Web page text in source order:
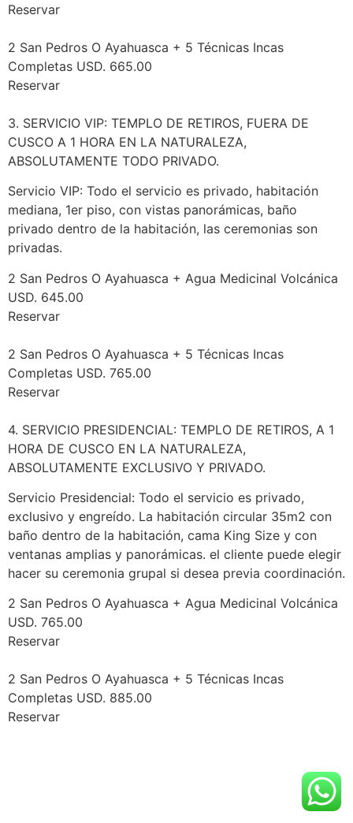
Reservar
2 San Pedros O Ayahuasca + 5 Técnicas Incas
Completas USD. 665.00
Reservar
3. SERVICIO VIP: TEMPLO DE RETIROS, FUERA DE
CUSCO A 1 HORA EN LA NATURALEZA,
ABSOLUTAMENTE TODO PRIVADO.
Servicio VIP: Todo el servicio es privado, habitación
mediana, 1er piso, con vistas panorámicas, baño
privado dentro de la habitación, las ceremonias son
privadas.
2 San Pedros O Ayahuasca + Agua Medicinal Volcánica
USD. 645.00
Reservar
2 San Pedros O Ayahuasca + 5 Técnicas Incas
Completas USD. 765.00
Reservar
4. SERVICIO PRESIDENCIAL: TEMPLO DE RETIROS, A 1
HORA DE CUSCO EN LA NATURALEZA,
ABSOLUTAMENTE EXCLUSIVO Y PRIVADO.
Servicio Presidencial: Todo el servicio es privado,
exclusivo y engreído. La habitación circular 35m2 con
baño dentro de la habitación, cama King Size y con
ventanas amplias y panorámicas. el cliente puede elegir
hacer su ceremonia grupal si desea previa coordinación.
2 San Pedros O Ayahuasca + Agua Medicinal Volcánica
USD. 765.00
Reservar
2 San Pedros O Ayahuasca + 5 Técnicas Incas
Completas USD. 885.00
Reservar